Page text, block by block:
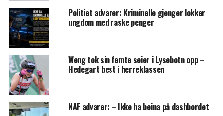
Politiet advarer: Kriminelle gjenger lokker
ungdom med raske penger
Weng tok sin femte seier i Lysebotn opp –
Hedegart best i herreklassen
NAF advarer: – Ikke ha beina på dashbordet